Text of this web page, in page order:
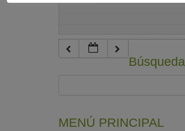
Búsqueda
MENÚ PRINCIPAL